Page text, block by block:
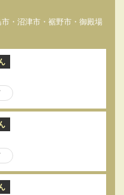
市・沼津市・裾野市・御殿場